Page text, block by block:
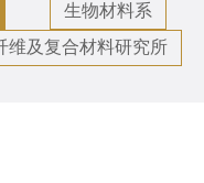
生物材料系
维及复合材料研究所